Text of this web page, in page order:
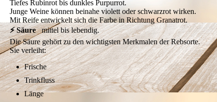
Tiefes Rubinrot bis dunkles Purpurrot.
Junge Weine können beinahe violett oder schwarzrot wirken.
Mit Reife entwickelt sich die Farbe in Richtung Granatrot.
⚡ Säuremittel bis lebendig.
Die Säure gehört zu den wichtigsten Merkmalen der Rebsorte.
Sie verleiht:
Frische
Trinkfluss
Länge